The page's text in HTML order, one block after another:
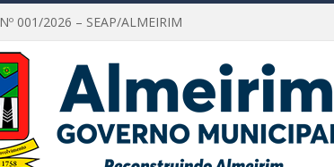
001/2026 – SEAP/ALMEIRIM